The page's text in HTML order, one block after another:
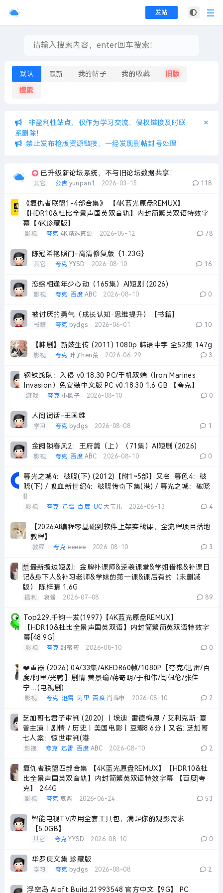
发帖
默认 最新 我的帖子 我的收藏 旧版
搜索
非盈利性站点，仅作为学习交流，侵权链接及时联
系删除！
×
禁止发布枪版资源链接，一经发现删帖封号处理！
×
已升级新论坛系统，不与旧论坛数据共享！
其它 公告 yunpan1 2026-03-15 118
《复仇者联盟1-4部合集》 【4K蓝光原盘REMUX】
【HDR10&杜比全景声国英双音轨】内封简繁英双语特效字
幕【4K珍藏版】
影视 夸克 4K精选资源 2026-05-12 78
陈冠希艳照门-高清修复版｛1.23G｝
其它 夸克 YYSD 2026-08-10 16
恋综相逢年少心动（165集）AI短剧 (2026)
影视 夸克 百度 ABC 2026-08-10 0
被讨厌的勇气（成长认知·思维提升）【书籍】
书籍 夸克 bydgs 2026-06-01 10
【韩剧】新妓生传 (2011) 1080p 韩语中字 全52集 147g
影视 夸克 叶子hen荒 2026-06-29 3
钢铁战队：入侵 v0.18.30 PC/手机双端（Iron Marines
Invasion）免安装中文版 PC v0.18.30 1.6 GB 【夸克】
游戏 夸克 小枫子 2026-08-10 0
人间词话-王国维
学习 夸克 bydgs 2026-08-08 1
金阙锁春风2：王府篇（上）（71集）AI短剧 (2026)
影视 夸克 百度 ABC 2026-08-10 0
暮光之城4：破晓(下) (2012)【附1~5部】又名: 暮色4：破
晓(下) / 吸血新世纪4：破晓传奇下集(港) / 暮光之城：破晓
影视 夸克 迅雷 百度 UC 大宝儿 2026-06-13 4
【2026AI编程零基础到软件上架实战课，全流程项目落地
教程】
教程 夸克 eeeee 2026-08-10 3
🈲最新擦边短剧：金牌补课师&逆袭课堂&学姐借根&补课日
记&身下人&补习老师&学妹的第一课&课后有约（未删减
版） 陈梓晴 1.6G
福利 哀酱 2026-07-08 89
Top229.千钧一发(1997)【4K蓝光原盘REMUX】
【HDR10&杜比全景声国英双语】内封简繁简英双语特效字
幕[48.9G]
影视 夸克 甜蜜蜜 2026-08-10 0
❤️重器 (2026) 04/33集/4KEDR60帧/1080P［夸克/迅雷/百
度/阿里/光鸭］剧情 黄景瑜/蒋奇明/于和伟/闫佩伦/张佳
宁…(电视剧)
影视 夸克 迅雷 阿里 百度 肖薛申 2026-08-10 2
芝加哥七君子审判 (2020) 丨埃迪·雷德梅恩 / 艾利克斯·夏
普主演丨剧情 / 历史丨美国电影丨豆瓣8.6分丨又名: 芝加哥
七人案：惊世审判(港
影视 夸克 迅雷 百度 ABC 2026-08-10 2
复仇者联盟四部合集 【4K蓝光原盘REMUX】【HDR10&杜
比全景声国英双音轨】内封简繁英双语特效字幕 【百度|夸
克】 244G
影视 夸克 哀酱 2026-06-24 53
智能电视TV应用全套工具包，满足你的观影需求
【5.0GB】
其它 夸克 YYSD 2026-08-10 0
华罗庚文集 珍藏版
学习 夸克 bydgs 2026-08-08 2
浮空岛 Aloft Build.21993548 官方中文【9G】 PC